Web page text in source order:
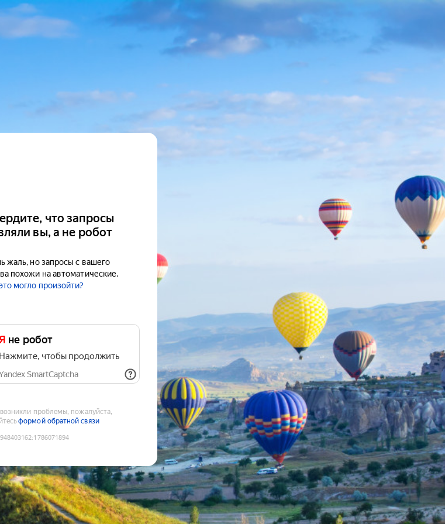
что запросы
вы, а не робот
жаль, но запросы с вашего
похожи на автоматические.
могло произойти?
Я не робот
Нажмите, чтобы продолжить
SmartCaptcha
возникли проблемы, пожалуйста,
формой обратной связи
:1786071894